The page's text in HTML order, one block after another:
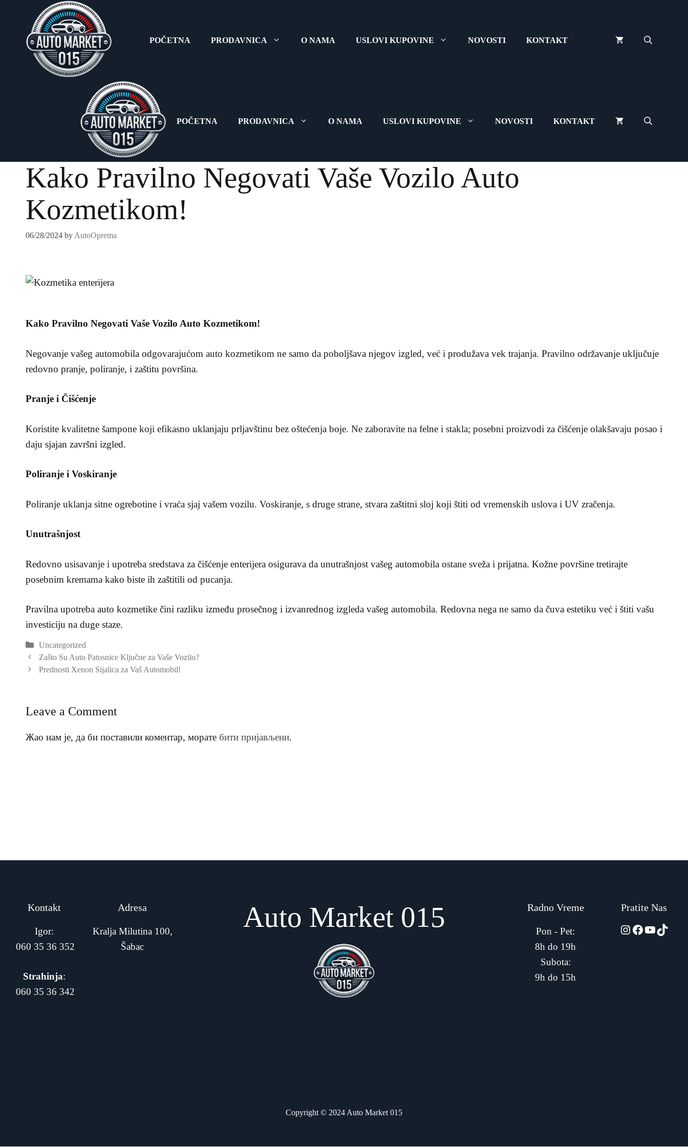
content
POČETNA PRODAVNICA O NAMA USLOVI KUPOVINE NOVOSTI KONTAKT
POČETNA PRODAVNICA O NAMA USLOVI KUPOVINE NOVOSTI KONTAKT
Kako Pravilno Negovati Vaše Vozilo Auto
Kozmetikom!
06/28/2024 by AutoOprema
Kako Pravilno Negovati Vaše Vozilo Auto Kozmetikom!
Negovanje vašeg automobila odgovarajućom auto kozmetikom ne samo da poboljšava njegov izgled, već i produžava vek trajanja. Pravilno održavanje uključuje
redovno pranje, poliranje, i zaštitu površina.
Pranje i Čišćenje
Koristite kvalitetne šampone koji efikasno uklanjaju prljavštinu bez oštećenja boje. Ne zaboravite na felne i stakla; posebni proizvodi za čišćenje olakšavaju posao i
daju sjajan završni izgled.
Poliranje i Voskiranje
Poliranje uklanja sitne ogrebotine i vraća sjaj vašem vozilu. Voskiranje, s druge strane, stvara zaštitni sloj koji štiti od vremenskih uslova i UV zračenja.
Unutrašnjost
Redovno usisavanje i upotreba sredstava za čišćenje enterijera osigurava da unutrašnjost vašeg automobila ostane sveža i prijatna. Kožne površine tretirajte
posebnim kremama kako biste ih zaštitili od pucanja.
Pravilna upotreba auto kozmetike čini razliku između prosečnog i izvanrednog izgleda vašeg automobila. Redovna nega ne samo da čuva estetiku već i štiti vašu
investiciju na duge staze.
Categories
Uncategorized
Zašto Su Auto Patosnice Ključne za Vaše Vozilo?
Prednosti Xenon Sijalica za Vaš Automobil!
Leave a Comment
Жао нам је, да би поставили коментар, морате бити пријављени.
Kontakt
Igor:
060 35 36 352
Strahinja:
060 35 36 342
Adresa
Kralja Milutina 100,
Šabac
Auto Market 015 Radno Vreme
Pon - Pet:
8h do 19h
Subota:
9h do 15h
Pratite Nas
Facebook
YouTube
Copyright © 2024 Auto Market 015